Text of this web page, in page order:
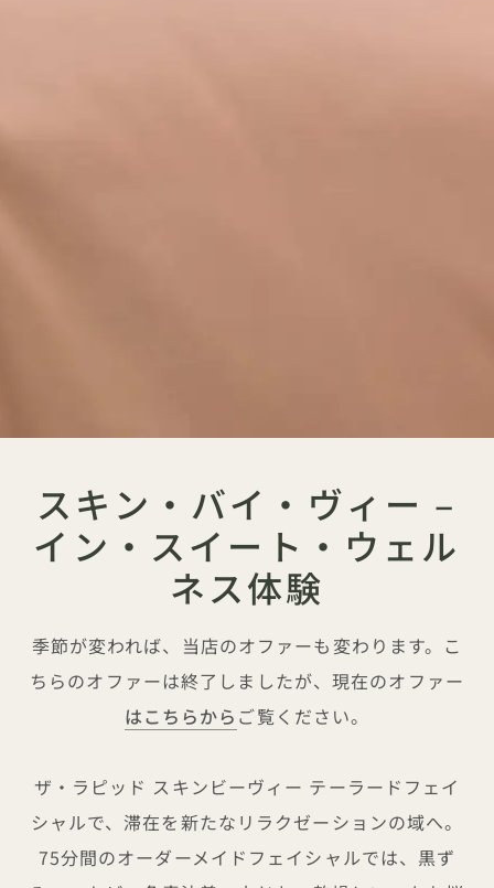
スキン・バイ・ヴィー –
イン・スイート・ウェル
ネス体験
季節が変われば、当店のオファーも変わります。こ
ちらのオファーは終了しましたが、現在のオファー
はこちらから ご覧ください。
ザ・ラピッド スキンビーヴィー テーラードフェイ
シャルで、滞在を新たなリラクゼーションの域へ。
75分間のオーダーメイドフェイシャルでは、黒ず